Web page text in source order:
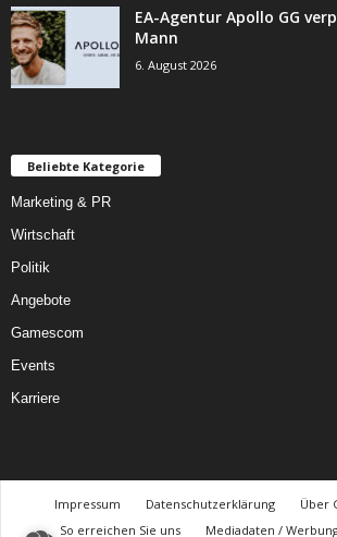
EA-Agentur Apollo GG
Mann
6. August 2026
Beliebte Kategorie
Marketing & PR
Wirtschaft
Politik
Angebote
Gamescom
Events
Karriere
Impressum Datenschutzerklärung
Über
So erreichen Sie uns
Mediadaten /